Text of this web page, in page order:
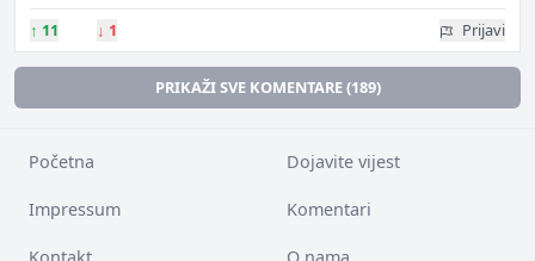
↑ 11 ↓ 1 Prijavi
PRIKAŽI SVE KOMENTARE (189)
Početna Dojavite vijest
Impressum Komentari